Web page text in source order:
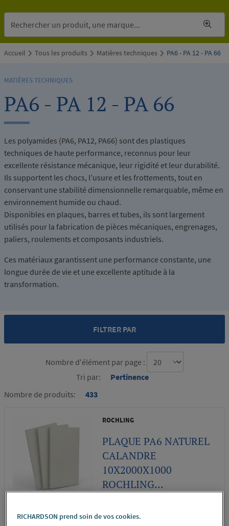
Accueil Tous les produits Matières techniques PA6 - PA 12 - PA 66
MATIÈRES TECHNIQUES
PA6 - PA 12 - PA 66
Les polyamides (PA6, PA12, PA66) sont des plastiques
techniques de haute performance, reconnus pour leur
excellente résistance mécanique, leur rigidité et leur durabilité.
Ils supportent les chocs, l’usure et les frottements, tout en
conservant une stabilité dimensionnelle remarquable, même en
environnement humide ou chaud.
Disponibles en plaques, barres et tubes, ils sont largement
utilisés pour la fabrication de pièces mécaniques, engrenages,
paliers, roulements et composants industriels.
Ces matériaux garantissent une performance constante, une
longue durée de vie et une excellente aptitude à la
transformation.
FILTRER PAR
Nombre de produits: 433
Nombre d'élément par page :
Tri par:
Pertinence
ROCHLING
PLAQUE PA6 NATUREL
CALANDRE
10X2000X1000
ROCHLING...
REF 290LD
RICHARDSON prend soin de vos cookies.